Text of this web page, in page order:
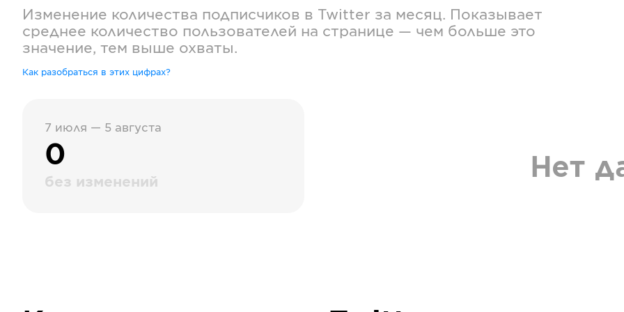
Изменение количества подписчиков в Twitter за месяц. Показывает
среднее количество пользователей на странице — чем больше это
значение, тем выше охваты.
Как разобраться в этих цифрах?
7 июля — 5 августа
0
без изменений Нет